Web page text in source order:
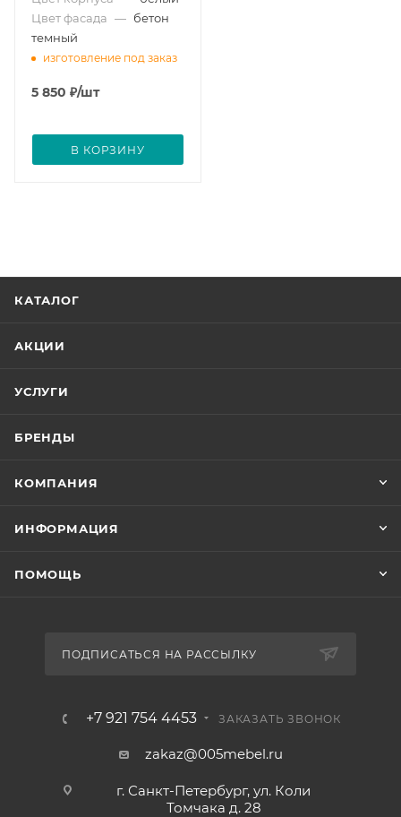
Цвет фасада — бетон
темный
изготовление под заказ
5 850 ₽/шт
В КОРЗИНУ
КАТАЛОГ
АКЦИИ
УСЛУГИ
БРЕНДЫ
КОМПАНИЯ
ИНФОРМАЦИЯ
ПОМОЩЬ
ПОДПИСАТЬСЯ НА РАССЫЛКУ
+7 921 754 4453 ЗАКАЗАТЬ ЗВОНОК
zakaz@005mebel.ru
г. Санкт-Петербург, ул. Коли
Томчака д. 28